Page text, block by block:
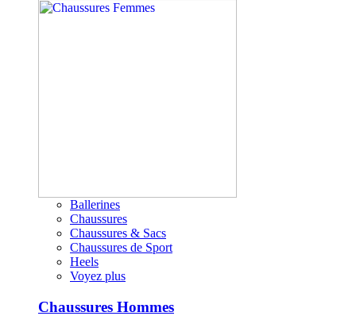
Ballerines
Chaussures
Chaussures & Sacs
Chaussures de Sport
Heels
Voyez plus
Chaussures Hommes